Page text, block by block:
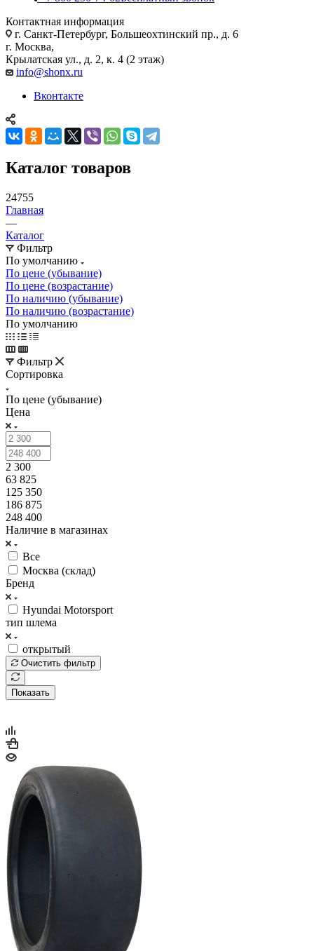
Контактная информация
г. Санкт-Петербург, Большеохтинский пр., д. 6
г. Москва,
Крылатская ул., д. 2, к. 4 (2 этаж)
info@shonx.ru
Вконтакте
Каталог товаров
24755
Главная
—
Каталог
Фильтр
По умолчанию
По цене (убывание)
По цене (возрастание)
По наличию (убывание)
По наличию (возрастание)
По умолчанию
Фильтр
Сортировка
По цене (убывание)
Цена
2 300
63 825
125 350
186 875
248 400
Наличие в магазинах
Все
Москва (склад)
Бренд
Hyundai Motorsport
тип шлема
открытый
Очистить фильтр
Показать